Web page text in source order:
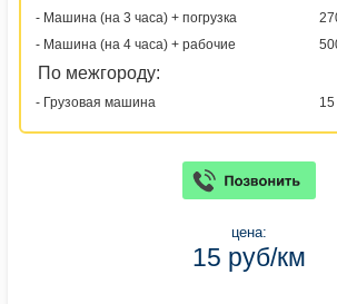
- Машина (на 3 часа) + погрузка
- Машина (на 4 часа) + рабочие
По межгороду:
- Грузовая машина
цена:
15 руб/км